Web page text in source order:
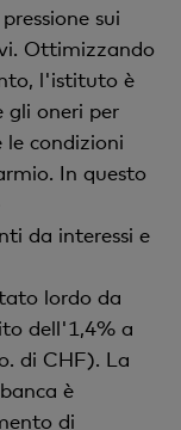
sui
Ottimizzando
l'istituto è
gli oneri per
le condizioni
In questo
da interessi e
lordo da
dell'1,4% a
di CHF). La
è
di